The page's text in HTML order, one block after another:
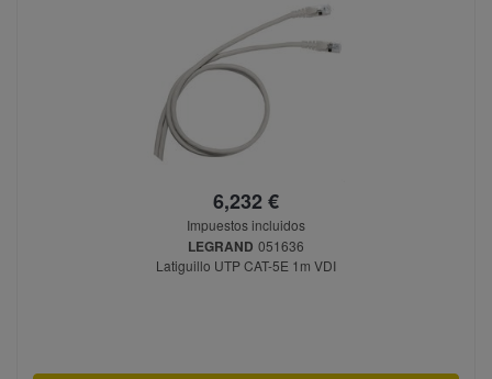
6,232 €
Impuestos incluidos
LEGRAND 051636
Latiguillo UTP CAT-5E 1m VDI